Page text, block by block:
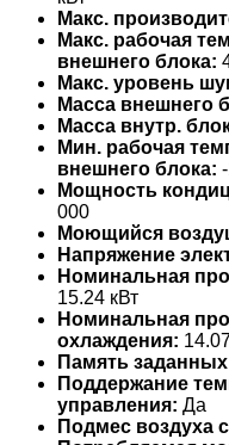
Макс.
Макс. рабочая
внешнего блока:
Макс. уровень
Масса внешнего
Масса внутр.
Мин. рабочая
внешнего блока:
Мощность
000
Моющийся
Напряжение
Номинальная
15.24 кВт
Номинальная
охлаждения:
Память
Поддержание
управления: Да
Подмес воздуха